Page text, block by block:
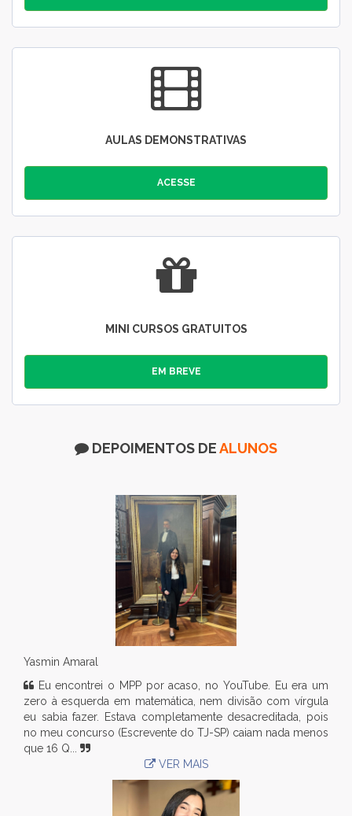
AULAS DEMONSTRATIVAS
ACESSE
MINI CURSOS GRATUITOS
EM BREVE
DEPOIMENTOS DEALUNOS
Yasmin Amaral
Eu encontrei o MPP por acaso, no YouTube. Eu era um
zero à esquerda em matemática, nem divisão com vírgula
eu sabia fazer. Estava completamente desacreditada, pois
no meu concurso (Escrevente do TJ-SP) caiam nada menos
que 16 Q...
VER MAIS